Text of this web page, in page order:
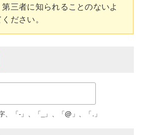
三者に知られることのないよ
ださい。
、「-」、「_」、「@」、「.」